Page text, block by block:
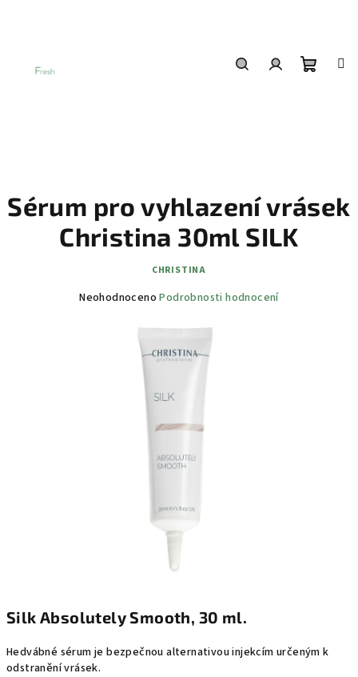
Silk Absolutely Smooth, 30 ml.
Hedvábné sérum je bezpečnou alternativou injekcím určeným k
odstranění vrásek.
Sérum pro vyhlazení vrásek
Christina 30ml SILK
CHRISTINA
Průměrné
Neohodnoceno Podrobnosti hodnocení